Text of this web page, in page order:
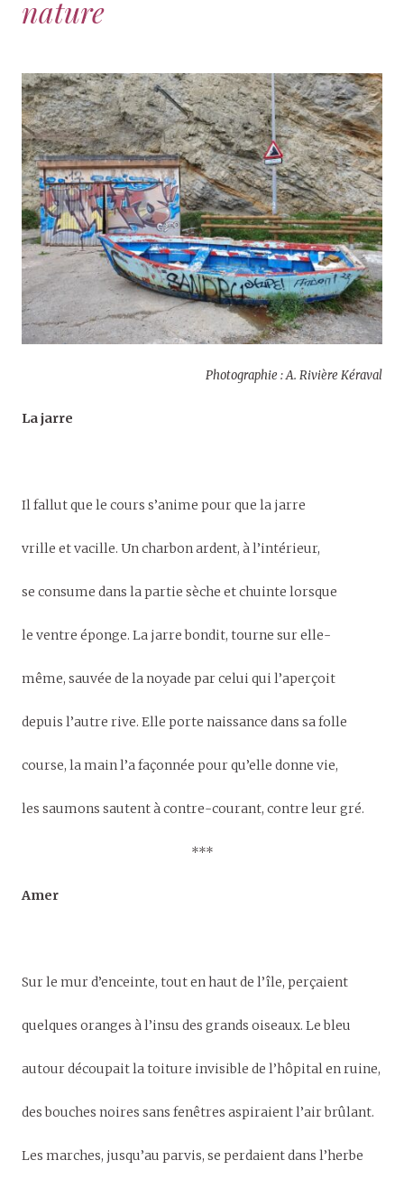
nature
Photographie : A. Rivière Kéraval
La jarre
Il fallut que le cours s’anime pour que la jarre
vrille et vacille. Un charbon ardent, à l’intérieur,
se consume dans la partie sèche et chuinte lorsque
le ventre éponge. La jarre bondit, tourne sur elle-
même, sauvée de la noyade par celui qui l’aperçoit
depuis l’autre rive. Elle porte naissance dans sa folle
course, la main l’a façonnée pour qu’elle donne vie,
les saumons sautent à contre-courant, contre leur gré.
***
Amer
Sur le mur d’enceinte, tout en haut de l’île, perçaient
quelques oranges à l’insu des grands oiseaux. Le bleu
autour découpait la toiture invisible de l’hôpital en ruine,
des bouches noires sans fenêtres aspiraient l’air brûlant.
Les marches, jusqu’au parvis, se perdaient dans l’herbe